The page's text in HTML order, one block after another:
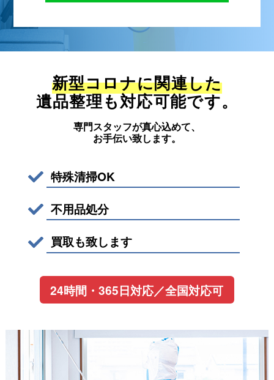
新型コロナに関連した
遺品整理も対応可能です。
専門スタッフが真心込めて、
お手伝い致します。
特殊清掃OK
不用品処分
買取も致します
24時間・365日対応／全国対応可